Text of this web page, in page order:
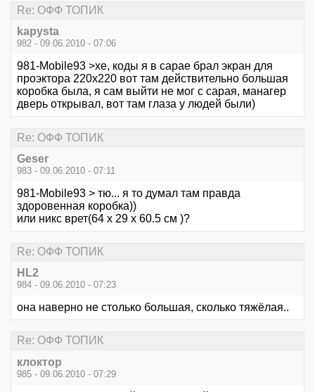
Re: ОФФ ТОПИК
kapysta
982 - 09.06.2010 - 07:06
981-Mobile93 >хе, коды я в сарае брал экран для
проэктора 220х220 вот там действительно большая
коробка была, я сам выйти не мог с сарая, манагер
дверь открывал, вот там глаза у людей были)
Re: ОФФ ТОПИК
Geser
983 - 09.06.2010 - 07:11
981-Mobile93 > тю... я то думал там правда
здоровенная коробка))
или никс врет(64 x 29 x 60.5 см )?
Re: ОФФ ТОПИК
HL2
984 - 09.06.2010 - 07:23
она наверно не столько большая, сколько тяжёлая..
Re: ОФФ ТОПИК
клоктор
985 - 09.06.2010 - 07:29